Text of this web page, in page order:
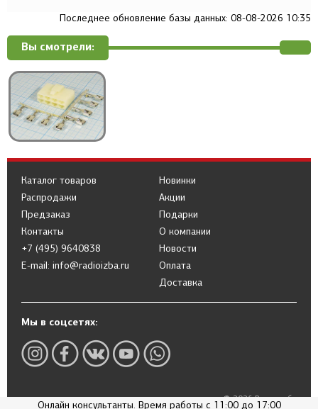
Последнее обновление базы данных: 08-08-2026 10:35
Вы смотрели:
Каталог товаров
Распродажи
Предзаказ
Новинки
Акции
Подарки
Контакты
+7 (495) 9640838
E-mail: info@radioizba.ru
О компании
Новости
Оплата
Доставка
Мы в соцсетях:
© 2026 Радиоизба
Онлайн консультанты. Время работы с 11:00 до 17:00